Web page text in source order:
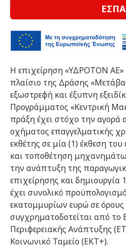
ΕΣΠΑ
Η επιχείρηση «ΥΔΡΟΤΟΝ ΑΕ»
πλαίσιο της Δράσης
εξωστρεφή και έξυπνη
Προγράμματος «Κεντρική
πράξη έχει στόχο την αγορά
οχήματος επαγγελματικής
εκθέτης σε μία (1) έκθεση
και τοποθέτηση
την ανάπτυξη της
επιχείρησης και
έχει συνολικό
εκατομμυρίων ευρώ σε
συγχρηματοδοτείται από το
Περιφερειακής Ανάπτυξης
Κοινωνικό Ταμείο (ΕΚΤ+).